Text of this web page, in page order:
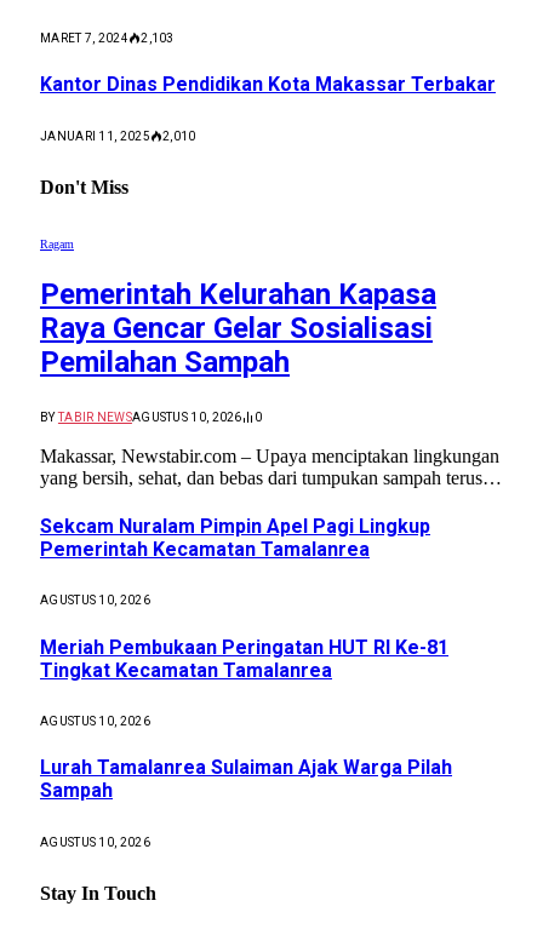
MARET 7, 2024 2,103
Kantor Dinas Pendidikan Kota Makassar Terbakar
JANUARI 11, 2025 2,010
Don't Miss
Ragam
Pemerintah Kelurahan Kapasa
Raya Gencar Gelar Sosialisasi
Pemilahan Sampah
BY TABIR NEWSAGUSTUS 10, 2026 0
Makassar, Newstabir.com – Upaya menciptakan lingkungan
yang bersih, sehat, dan bebas dari tumpukan sampah terus…
Sekcam Nuralam Pimpin Apel Pagi Lingkup
Pemerintah Kecamatan Tamalanrea
AGUSTUS 10, 2026
Meriah Pembukaan Peringatan HUT RI Ke-81
Tingkat Kecamatan Tamalanrea
AGUSTUS 10, 2026
Lurah Tamalanrea Sulaiman Ajak Warga Pilah
Sampah
AGUSTUS 10, 2026
Stay In Touch